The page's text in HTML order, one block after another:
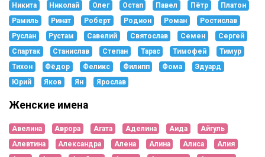
Никита
Николай Олег Остап Павел Пётр
Платон
Рамиль
Ринат Роберт Родион Роман
Ростислав
Руслан
Рустам Савелий Святослав Семен
Сергей
Спартак
Станислав Степан Тарас Тимофей
Тимур
Тихон
Фёдор Феликс Филипп Фома
Эдуард
Юрий
Яков Ян Ярослав
Женские имена
Авелина Аврора Агата Аделина Аида
Айгуль
Алевтина
Александра Алена Алина Алиса
Алия